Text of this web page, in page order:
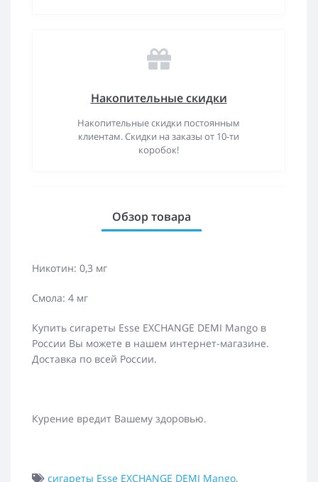
Накопительные скидки
Накопительные скидки постоянным
клиентам. Скидки на заказы от 10-ти
коробок!
Обзор товара
Никотин: 0,3 мг
Смола: 4 мг
Купить сигареты Esse EXCHANGE DEMI Mango в
России Вы можете в нашем интернет-магазине.
Доставка по всей России.
Курение вредит Вашему здоровью.
сигареты Esse EXCHANGE DEMI Mango,